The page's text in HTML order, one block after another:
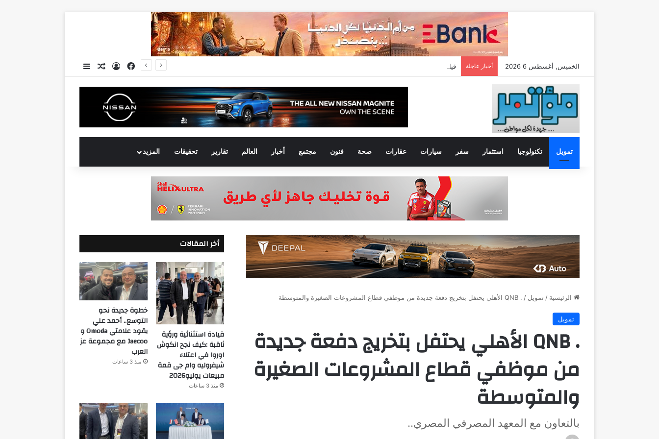
الخميس, أغسطس 6 2026 أخبار عاجلة قيادة استثنائية ورؤية ثاقبة :كيف نجح انكوش اوروا في اعتلاء شيفروليه وام جى قمة مبيعات يوليو2026 فيسبوكتسجيل الدخول
مقال عشوائي
إضافة عمود جانبي
تمويل تكنولوجيا استثمار سفر سيارات عقارات صحة فنون مجتمع أخبار العالم تقارير تحقيقات المزيد
الرئيسية / تمويل / . QNB الأهلي يحتفل بتخريج دفعة جديدة من موظفي قطاع المشروعات الصغيرة والمتوسطة
تمويل
. QNB الأهلي يحتفل بتخريج دفعة جديدة
من موظفي قطاع المشروعات الصغيرة
والمتوسطة
بالتعاون مع المعهد المصرفي المصري..
أخر المقالات
قيادة استثنائية ورؤية
ثاقبة :كيف نجح انكوش
اوروا في اعتلاء
شيفروليه وام جى قمة
مبيعات يوليو2026
منذ 3 ساعات
خطوة جديدة نحو
التوسع.. أحمد علي
يقود علامتي Omoda و
Jaecoo مع مجموعة عز
العرب
منذ 3 ساعات